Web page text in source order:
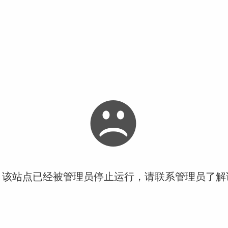
站点已经被管理员停止运行，请联系管理员了